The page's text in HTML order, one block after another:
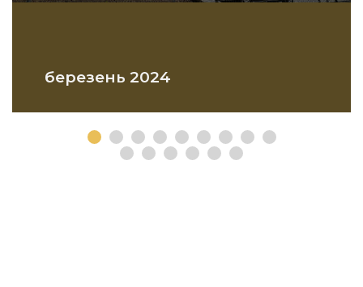
березень 2024